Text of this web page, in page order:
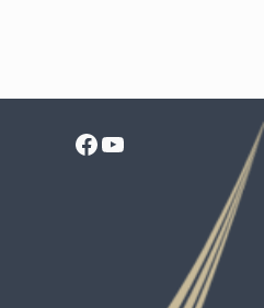
Facebook YouTube